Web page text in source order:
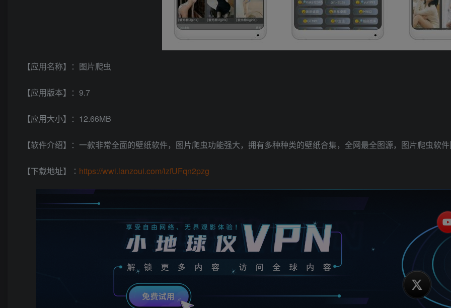
【应用名称】：图片爬虫
【应用版本】：9.7
【应用大小】：12.66MB
【软件介绍】：一款非常全面的壁纸软件，图片爬虫功能强大，拥有多种种类的壁纸合集，全网最全图源，图片爬虫软件
【下载地址】∶ https://wwi.lanzoui.com/izfUFqn2pzg